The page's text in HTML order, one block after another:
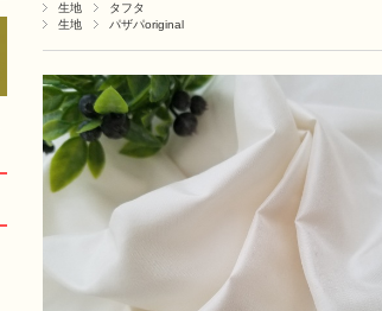
生地
タフタ
生地
パザパoriginal